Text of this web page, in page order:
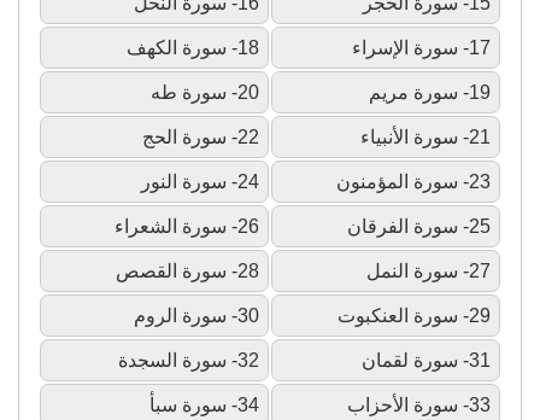
17- سورة الإسراء 18- سورة الكهف
19- سورة مريم 20- سورة طه
21- سورة الأنبياء 22- سورة الحج
23- سورة المؤمنون 24- سورة النور
25- سورة الفرقان 26- سورة الشعراء
27- سورة النمل 28- سورة القصص
29- سورة العنكبوت 30- سورة الروم
31- سورة لقمان 32- سورة السجدة
33- سورة الأحزاب 34- سورة سبأ